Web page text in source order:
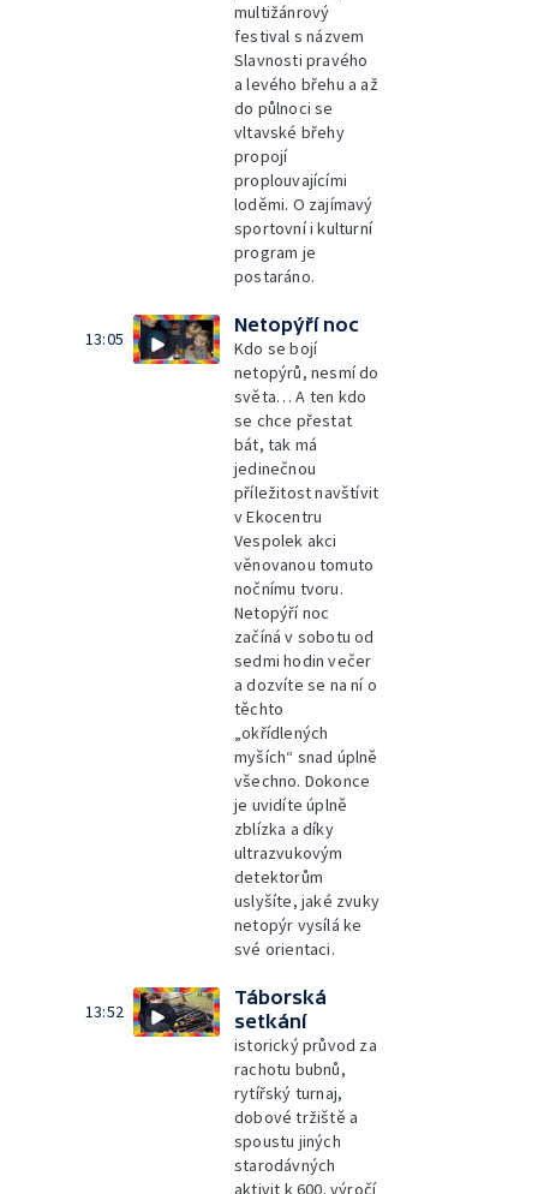
multižánrový
festival s názvem
Slavnosti pravého
a levého břehu a až
do půlnoci se
vltavské břehy
propojí
proplouvajícími
loděmi. O zajímavý
sportovní i kulturní
program je
postaráno.
13:05
Netopýří noc
Kdo se bojí
netopýrů, nesmí do
světa… A ten kdo
se chce přestat
bát, tak má
jedinečnou
příležitost navštívit
v Ekocentru
Vespolek akci
věnovanou tomuto
nočnímu tvoru.
Netopýří noc
začíná v sobotu od
sedmi hodin večer
a dozvíte se na ní o
těchto
„okřídlených
myších“ snad úplně
všechno. Dokonce
je uvidíte úplně
zblízka a díky
ultrazvukovým
detektorům
uslyšíte, jaké zvuky
netopýr vysílá ke
své orientaci.
13:52
Táborská
setkání
istorický průvod za
rachotu bubnů,
rytířský turnaj,
dobové tržiště a
spoustu jiných
starodávných
aktivit k 600. výročí